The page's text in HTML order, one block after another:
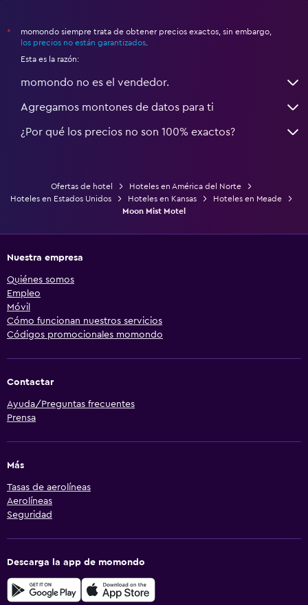
*
momondo siempre trata de obtener precios exactos, sin embargo,
los precios no están garantizados
Esta es la razón:
momondo no es el vendedor.
Agregamos montones de datos para ti
¿Por qué los precios no son 100% exactos?
Ofertas de hotel
Hoteles en América del Norte
Hoteles en Estados Unidos
Hoteles en Kansas
Hoteles en Meade
Moon Mist Motel
Nuestra empresa
Quiénes somos
Empleo
Móvil
Cómo funcionan nuestros servicios
Códigos promocionales momondo
Contactar
Ayuda/Preguntas frecuentes
Prensa
Más
Tasas de aerolíneas
Aerolíneas
Seguridad
Descarga la app de momondo